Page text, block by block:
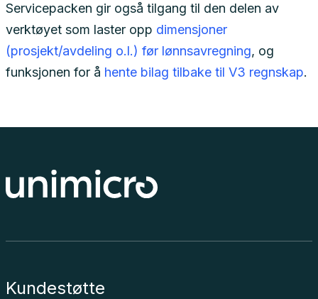
Servicepacken gir også tilgang til den delen av
verktøyet som laster opp dimensjoner
(prosjekt/avdeling o.l.) før lønnsavregning, og
funksjonen for å hente bilag tilbake til V3 regnskap.
Kundestøtte